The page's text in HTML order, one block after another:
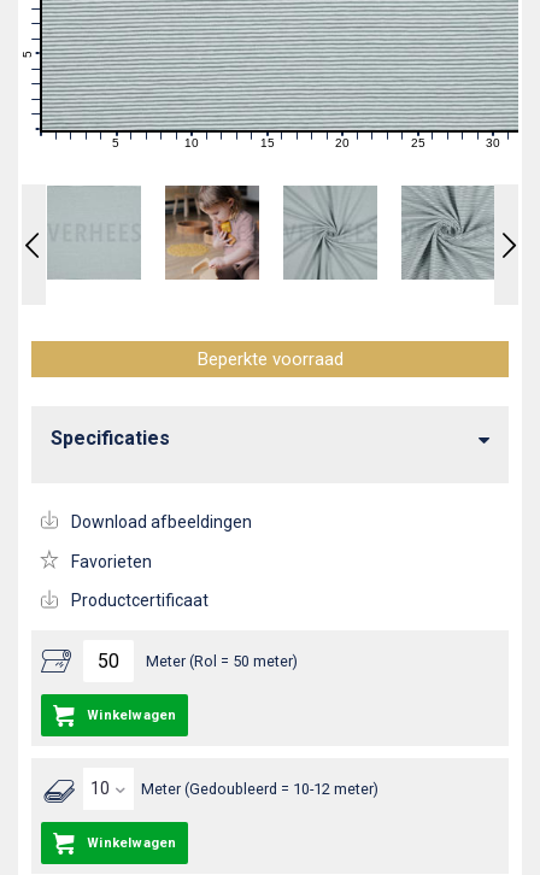
0
1
2
3
4
5
6
7
8
0 1 2 3 4 5 6 7 89101112131415161718192021222324252627282930 31
Meter (Rol = 50 meter)
Winkelwagen
Meter (Gedoubleerd = 10-12 meter)
Winkelwagen
Beperkte voorraad
Specificaties
Download afbeeldingen
Favorieten
Productcertificaat